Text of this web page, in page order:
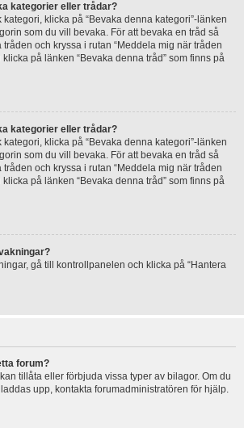
kategorier eller trådar?
kategori, klicka på “Bevaka denna kategori”-länken
som du vill bevaka. För att bevaka en tråd så
och kryssa i rutan “Meddela mig när tråden
på länken “Bevaka denna tråd” som finns på
kategorier eller trådar?
kategori, klicka på “Bevaka denna kategori”-länken
som du vill bevaka. För att bevaka en tråd så
och kryssa i rutan “Meddela mig när tråden
på länken “Bevaka denna tråd” som finns på
gå till kontrollpanelen och klicka på “Hantera
forum?
tillåta eller förbjuda vissa typer av bilagor. Om du
upp, kontakta forumadministratören för hjälp.